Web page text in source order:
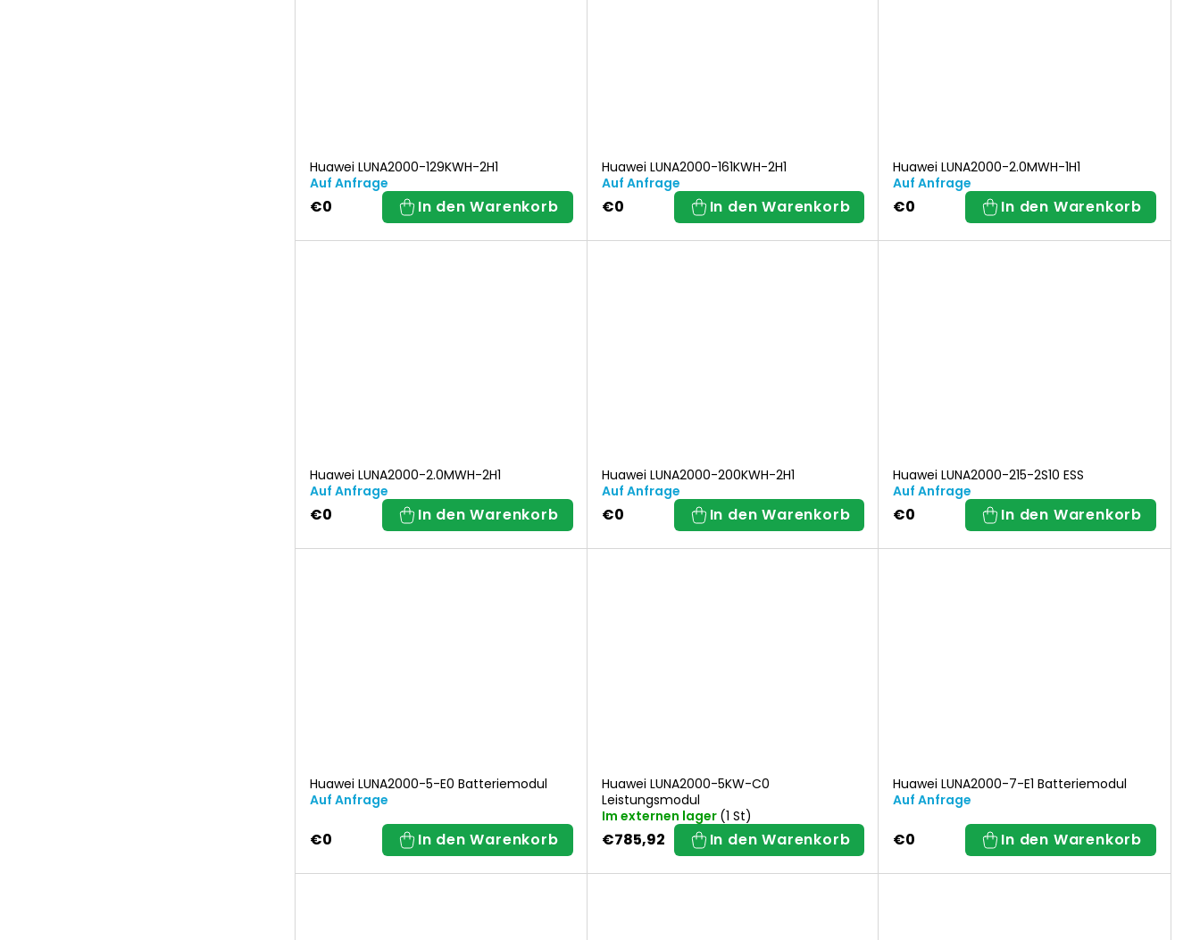
Huawei LUNA2000-129KWH-2H1
Auf Anfrage
€0 In den Warenkorb
Huawei LUNA2000-161KWH-2H1
Auf Anfrage
€0 In den Warenkorb
Huawei LUNA2000-2.0MWH-1H1
Auf Anfrage
€0 In den Warenkorb
Huawei LUNA2000-2.0MWH-2H1
Auf Anfrage
€0 In den Warenkorb
Huawei LUNA2000-200KWH-2H1
Auf Anfrage
€0 In den Warenkorb
Huawei LUNA2000-215-2S10 ESS
Auf Anfrage
€0 In den Warenkorb
Huawei LUNA2000-5-E0 Batteriemodul
Auf Anfrage
€0 In den Warenkorb
Huawei LUNA2000-5KW-C0
Leistungsmodul
Im externen lager (1 St)
€785,92 In den Warenkorb
Huawei LUNA2000-7-E1 Batteriemodul
Auf Anfrage
€0 In den Warenkorb